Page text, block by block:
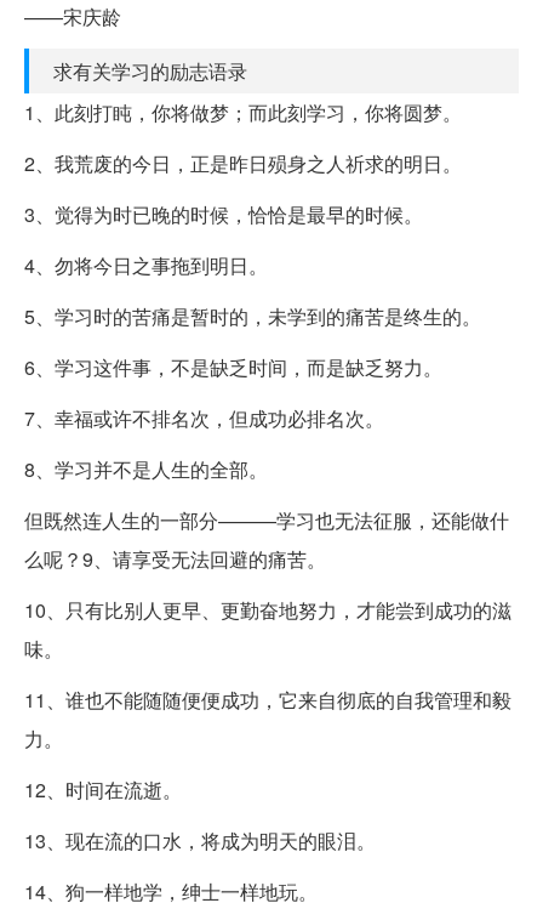
——宋庆龄
求有关学习的励志语录
1、此刻打盹，你将做梦；而此刻学习，你将圆梦。
2、我荒废的今日，正是昨日殒身之人祈求的明日。
3、觉得为时已晚的时候，恰恰是最早的时候。
4、勿将今日之事拖到明日。
5、学习时的苦痛是暂时的，未学到的痛苦是终生的。
6、学习这件事，不是缺乏时间，而是缺乏努力。
7、幸福或许不排名次，但成功必排名次。
8、学习并不是人生的全部。
但既然连人生的一部分———学习也无法征服，还能做什
么呢？9、请享受无法回避的痛苦。
10、只有比别人更早、更勤奋地努力，才能尝到成功的滋
味。
11、谁也不能随随便便成功，它来自彻底的自我管理和毅
力。
12、时间在流逝。
13、现在流的口水，将成为明天的眼泪。
14、狗一样地学，绅士一样地玩。